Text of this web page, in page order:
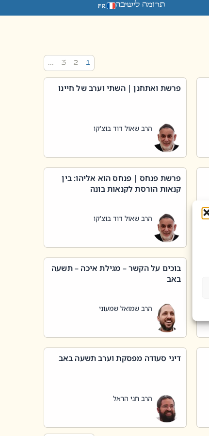
תרומה לישיבה FR
1
2
3
…
פרשת ואתחנן | השתי וערב של חיינו
הרב שאול דוד בוצ'קו
פרשת פנחס | פנחס הוא אליהו: בין
קנאות הורסת לקנאות בונה
הרב שאול דוד בוצ'קו
בוכים על הקשר – מגילת איכה – תשעה
באב
הרב שמואל שמעוני
דיני סעודה מפסקת וערב תשעה באב
הרב חגי הראל